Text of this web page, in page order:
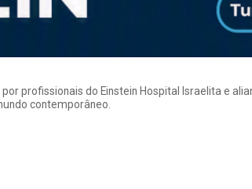
profissionais do Einstein Hospital Israelita e
contemporâneo.